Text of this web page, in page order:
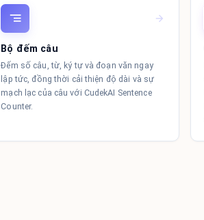
Bộ đếm câu
Đếm số câu, từ, ký tự và đoạn văn ngay
lập tức, đồng thời cải thiện độ dài và sự
mạch lạc của câu với CudekAI Sentence
Counter.